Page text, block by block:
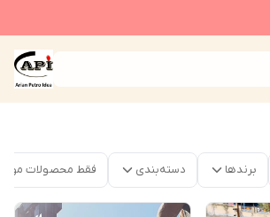
برندها دسته‌بندی فقط محصولات